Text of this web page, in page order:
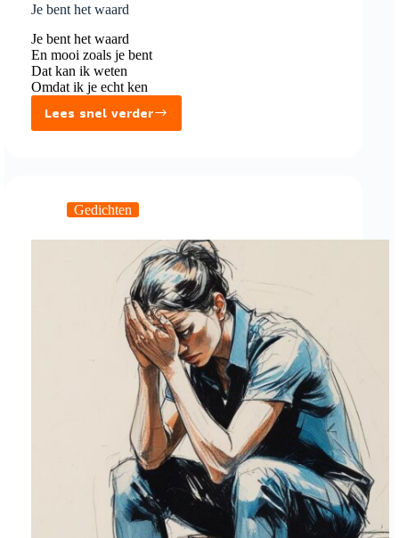
Je bent het waard
Je bent het waard
En mooi zoals je bent
Dat kan ik weten
Omdat ik je echt ken
Lees snel verder
Je
Gedichten